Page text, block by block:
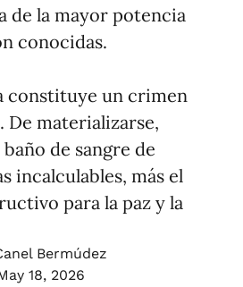
de la mayor potencia
conocidas.
constituye un crimen
materializarse,
de sangre de
incalculables, más el
para la paz y la
Bermúdez
18, 2026